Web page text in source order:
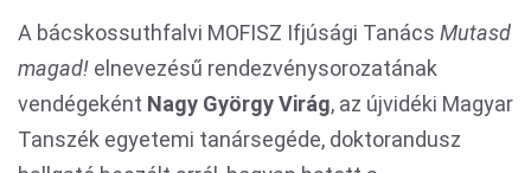
A bácskossuthfalvi MOFISZ Ifjúsági Tanács Mutasd
magad! elnevezésű rendezvénysorozatának
vendégeként Nagy György Virág, az újvidéki Magyar
Tanszék egyetemi tanársegéde, doktorandusz